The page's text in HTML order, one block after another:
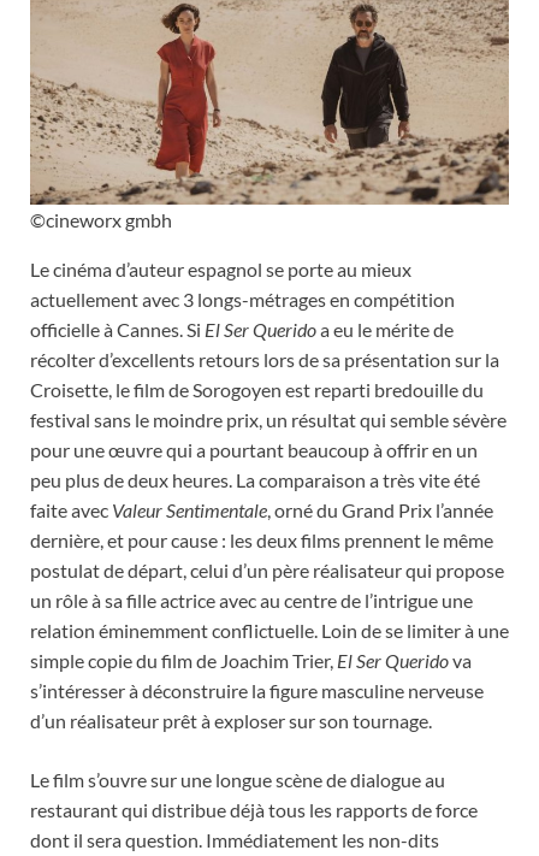
©cineworx gmbh
Le cinéma d’auteur espagnol se porte au mieux
actuellement avec 3 longs-métrages en compétition
officielle à Cannes. Si El Ser Queridoa eu le mérite de
récolter d’excellents retours lors de sa présentation sur la
Croisette, le film de Sorogoyen est reparti bredouille du
festival sans le moindre prix, un résultat qui semble sévère
pour une œuvre qui a pourtant beaucoup à offrir en un
peu plus de deux heures. La comparaison a très vite été
faite avec Valeur Sentimentale , orné du Grand Prix l’année
dernière, et pour cause : les deux films prennent le même
postulat de départ, celui d’un père réalisateur qui propose
un rôle à sa fille actrice avec au centre de l’intrigue une
relation éminemment conflictuelle. Loin de se limiter à une
simple copie du film de Joachim Trier, El Ser Queridova
s’intéresser à déconstruire la figure masculine nerveuse
d’un réalisateur prêt à exploser sur son tournage.
Le film s’ouvre sur une longue scène de dialogue au
restaurant qui distribue déjà tous les rapports de force
dont il sera question. Immédiatement les non-dits